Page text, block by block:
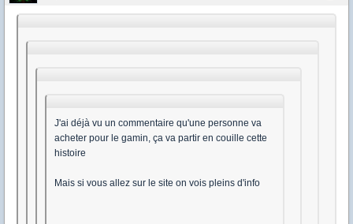
J'ai déjà vu un commentaire qu'une personne va
acheter pour le gamin, ça va partir en couille cette
histoire
Mais si vous allez sur le site on vois pleins d'info